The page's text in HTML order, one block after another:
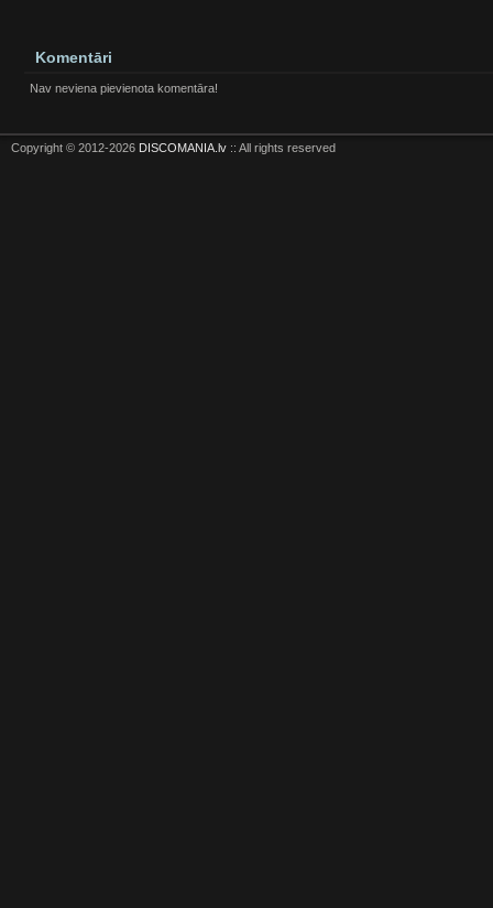
Komentāri
Nav neviena pievienota komentāra!
Copyright © 2012-2026 DISCOMANIA.lv :: All rights reserved